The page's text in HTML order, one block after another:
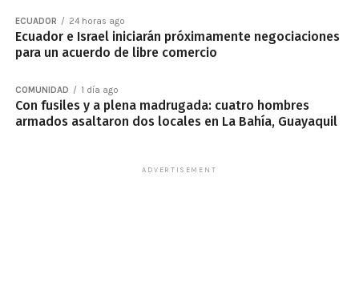
ECUADOR 24 horas ago
Ecuador e Israel iniciarán próximamente negociaciones
para un acuerdo de libre comercio
COMUNIDAD 1 día ago
Con fusiles y a plena madrugada: cuatro hombres
armados asaltaron dos locales en La Bahía, Guayaquil
ADVERTISEMENT